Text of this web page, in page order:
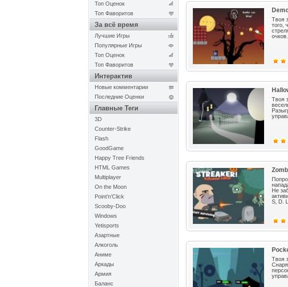
Твоя
того,
Твоя
Не
S, D.
Твоя
Топ Оценок
Топ Фаворитов
За всё время
Лучшие Игры
Популярные Игры
Топ Оценок
Топ Фаворитов
Интерактив
Новые комментарии
Последние Оценки
Главные Теги
3D
Counter-Strike
Flash
GoodGame
Happy Tree Friends
HTML Games
Multiplayer
On the Moon
Point’n’Click
Scooby-Doo
Windows
Yetisports
Азартные
Алкоголь
Аниме
Аркады
Армия
Баланс